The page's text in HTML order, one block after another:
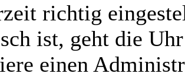
richtig
ist, geht die
einen